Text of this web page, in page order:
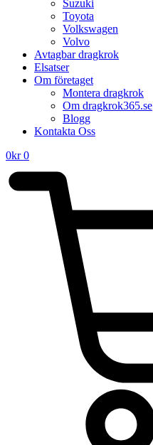
Suzuki
Toyota
Volkswagen
Volvo
Avtagbar dragkrok
Elsatser
Om företaget
Montera dragkrok
Om dragkrok365.se
Blogg
Kontakta Oss
0kr 0